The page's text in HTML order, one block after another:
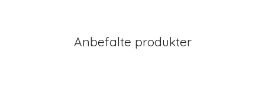
Anbefalte produkter